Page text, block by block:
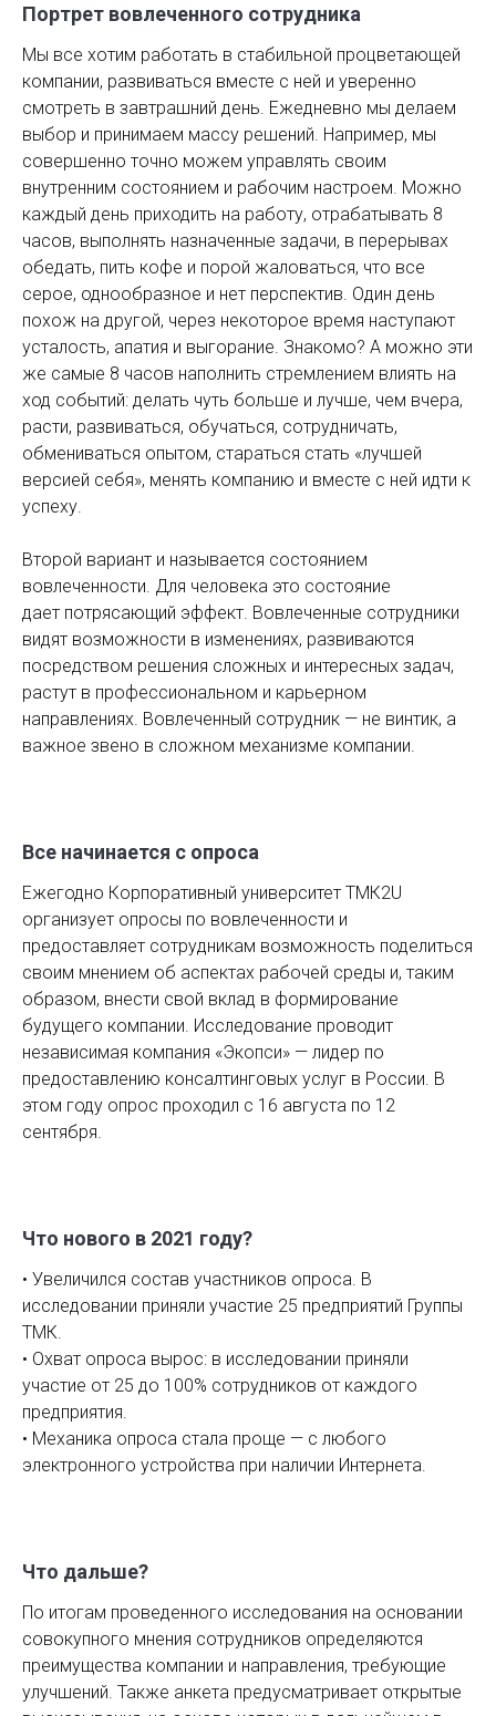
Портрет вовлеченного сотрудника
Мы все хотим работать в стабильной процветающей
компании, развиваться вместе с ней и уверенно
смотреть в завтрашний день. Ежедневно мы делаем
выбор и принимаем массу решений. Например, мы
совершенно точно можем управлять своим
внутренним состоянием и рабочим настроем. Можно
каждый день приходить на работу, отрабатывать 8
часов, выполнять назначенные задачи, в перерывах
обедать, пить кофе и порой жаловаться, что все
серое, однообразное и нет перспектив. Один день
похож на другой, через некоторое время наступают
усталость, апатия и выгорание. Знакомо? А можно эти
же самые 8 часов наполнить стремлением влиять на
ход событий: делать чуть больше и лучше, чем вчера,
расти, развиваться, обучаться, сотрудничать,
обмениваться опытом, стараться стать «лучшей
версией себя», менять компанию и вместе с ней идти к
успеху.
Второй вариант и называется состоянием
вовлеченности. Для человека это состояние
дает потрясающий эффект. Вовлеченные сотрудники
видят возможности в изменениях, развиваются
посредством решения сложных и интересных задач,
растут в профессиональном и карьерном
направлениях. Вовлеченный сотрудник — не винтик, а
важное звено в сложном механизме компании.
Все начинается с опроса
Ежегодно Корпоративный университет ТМК2U
организует опросы по вовлеченности и
предоставляет сотрудникам возможность поделиться
своим мнением об аспектах рабочей среды и, таким
образом, внести свой вклад в формирование
будущего компании. Исследование проводит
независимая компания «Экопси» — лидер по
предоставлению консалтинговых услуг в России. В
этом году опрос проходил с 16 августа по 12
сентября.
Что нового в 2021 году?
• Увеличился состав участников опроса. В
исследовании приняли участие 25 предприятий Группы
ТМК.
• Охват опроса вырос: в исследовании приняли
участие от 25 до 100% сотрудников от каждого
предприятия.
• Механика опроса стала проще — с любого
электронного устройства при наличии Интернета.
Что дальше?
По итогам проведенного исследования на основании
совокупного мнения сотрудников определяются
преимущества компании и направления, требующие
улучшений. Также анкета предусматривает открытые